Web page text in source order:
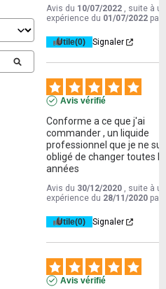
Avis du 10/07/2022 , suite à
expérience du 01/07/2022 par
Utile(0) Signaler
Avis vérifié
Conforme a ce que j'ai
commander , un liquide
professionnel que je ne
obligé de changer toutes
années
Avis du 30/12/2020 , suite à
expérience du 28/11/2020 par
Utile(0) Signaler
Avis vérifié